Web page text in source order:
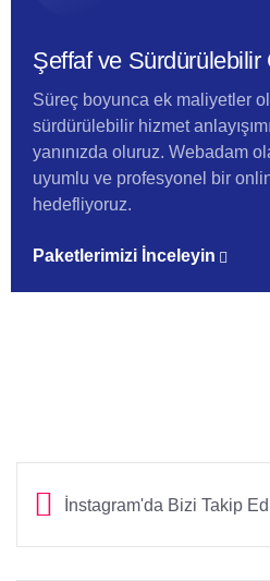
Şeffaf ve Sürdürülebilir
Süreç boyunca ek maliyetler
sürdürülebilir hizmet
yanınızda oluruz. Webadam
uyumlu ve profesyonel bir
hedefliyoruz.
Paketlerimizi İnceleyin
İnstagram'da Bizi Takip